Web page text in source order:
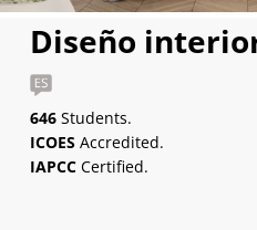
Diseño
646 Students.
ICOES Accredited.
IAPCC Certified.